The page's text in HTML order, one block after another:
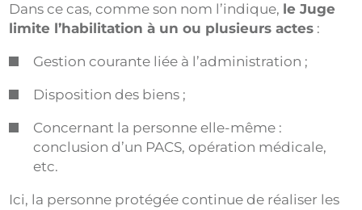
Dans ce cas, comme son nom l’indique, le Juge
limite l’habilitation à un ou plusieurs actes :
Gestion courante liée à l’administration ;
Disposition des biens ;
Concernant la personne elle-même :
conclusion d’un PACS, opération médicale,
etc.
Ici, la personne protégée continue de réaliser les